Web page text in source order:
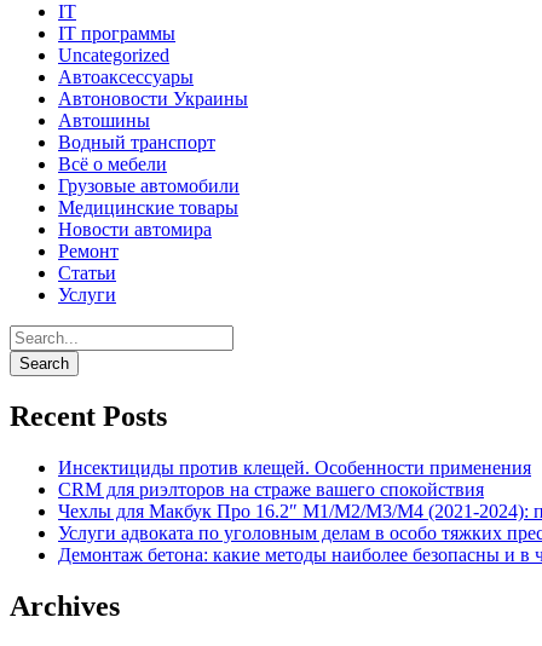
IT
IT программы
Uncategorized
Автоаксессуары
Автоновости Украины
Автошины
Водный транспорт
Всё о мебели
Грузовые автомобили
Медицинские товары
Новости автомира
Ремонт
Статьи
Услуги
Recent Posts
Инсектициды против клещей. Особенности применения
CRM для риэлторов на страже вашего спокойствия
Чехлы для Макбук Про 16.2″ M1/M2/M3/M4 (2021-2024):
Услуги адвоката по уголовным делам в особо тяжких
Демонтаж бетона: какие методы наиболее безопасны и в
Archives